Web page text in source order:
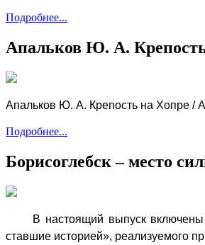
Подробнее...
Апальков Ю. А.
Апальков Ю. А. Крепость на Хопре /
Подробнее...
Борисоглебск – место
В настоящий выпуск
ставшие историей», реализуемого